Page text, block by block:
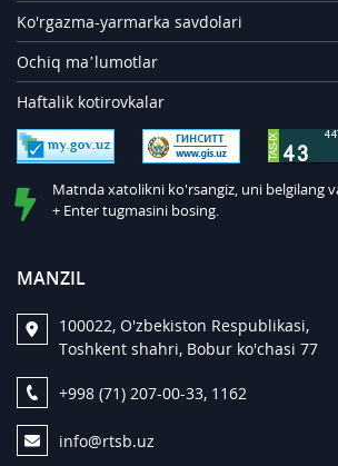
Ko'rgazma-yarmarka savdolari
Ochiq ma’lumotlar
Haftalik kotirovkalar
Matnda xatolikni ko'rsangiz, uni belgilang
+ Enter tugmasini bosing.
MANZIL
100022, O'zbekiston Respublikasi,
Toshkent shahri, Bobur ko'chasi 77
+998 (71) 207-00-33, 1162
info@rtsb.uz